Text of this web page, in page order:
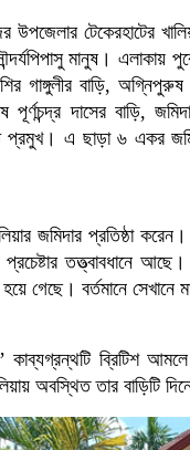
সম্ভব, ছবি: জাগো নিউজ
উপজেলার টেকেরহাটের
মানুষ। এলাকায়
গাঙ্গুলীর বাড়ি,
দাসের বাড়ি,
প্রমুখ। এ ছাড়া ৬ একর
জমিদার প্রতিষ্ঠা
তত্ত্বাবধানে আছে।
গেছে। বর্তমানে সেখানে
কাব্যগ্রন্থটি ব্রিটিশ
অবস্থিত তার বাড়িটি